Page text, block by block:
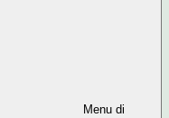
Menu di